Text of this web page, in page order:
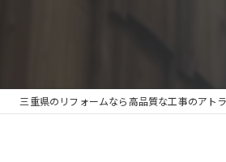
三重県のリフォームなら高品質な工事のアトラ